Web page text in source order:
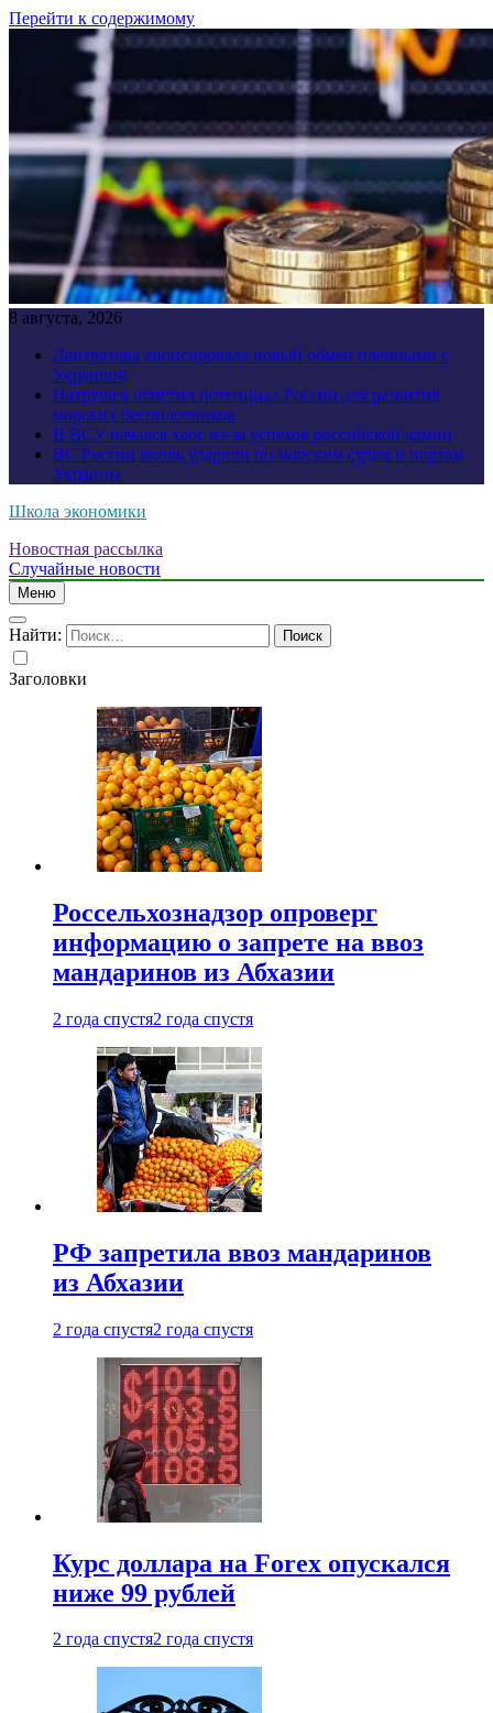
Перейти к содержимому
8 августа, 2026
Лантратова анонсировала новый обмен пленными с
Украиной
Патрушев отметил потенциал России для развития
морских беспилотников
В ВСУ начался хаос из-за успехов российской армии
ВС России вновь ударили по морским судам и портам
Украины
Школа экономики
Новостная рассылка
Случайные новости
Меню
Найти:
Заголовки
Россельхознадзор опроверг
информацию о запрете на ввоз
мандаринов из Абхазии
2 года спустя2 года спустя
РФ запретила ввоз мандаринов
из Абхазии
2 года спустя2 года спустя
Курс доллара на Forex опускался
ниже 99 рублей
2 года спустя2 года спустя